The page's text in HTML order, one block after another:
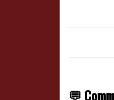
💬